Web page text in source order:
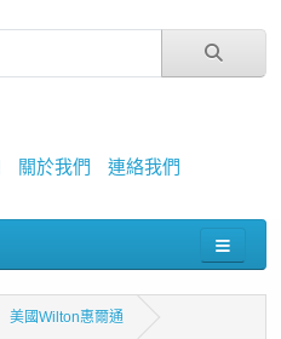
關於我們 連絡我們
美國Wilton惠爾通